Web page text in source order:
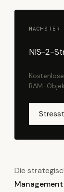
NÄCHSTER
NIS-2-
BAM-
Die
Management